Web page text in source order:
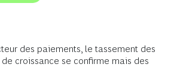
des paiements, le tassement des
croissance se confirme mais des